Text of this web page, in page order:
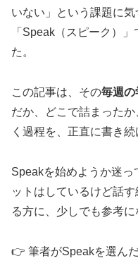
いない」という課題に
「Speak（スピーク）
た。
この記事は、その毎週の
だか、どこで詰まった
く過程を、正直に書き続
Speakを始めようか迷
ットはしているけど話
る方に、少しでも参考に
👉 筆者がSpeakを選ん